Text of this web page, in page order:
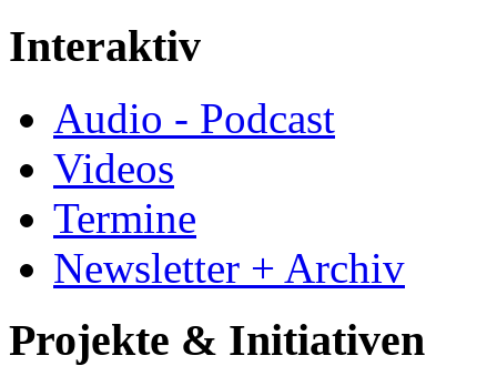
Interaktiv
Audio - Podcast
Videos
Termine
Newsletter + Archiv
Projekte & Initiativen